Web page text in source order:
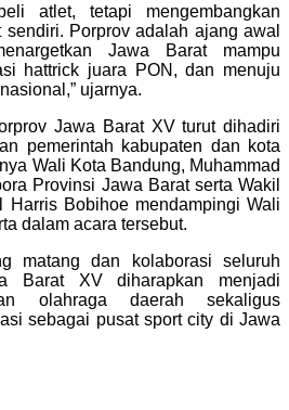
atlet, tetapi mengembangkan
Porprov adalah ajang awal
Jawa Barat mampu
hattrick juara PON, dan menuju
ujarnya.
Jawa Barat XV turut dihadiri
pemerintah kabupaten dan kota
Wali Kota Bandung, Muhammad
Provinsi Jawa Barat serta Wakil
Harris Bobihoe mendampingi Wali
dalam acara tersebut.
matang dan kolaborasi seluruh
Barat XV diharapkan menjadi
olahraga daerah sekaligus
sebagai pusat sport city di Jawa